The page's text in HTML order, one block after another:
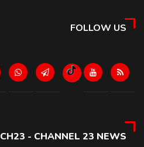
FOLLOW US
CH23 - CHANNEL 23 NEWS